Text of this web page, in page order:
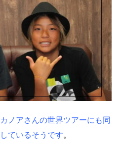
ノアさんの世界ツアーにも同
ているそうです。